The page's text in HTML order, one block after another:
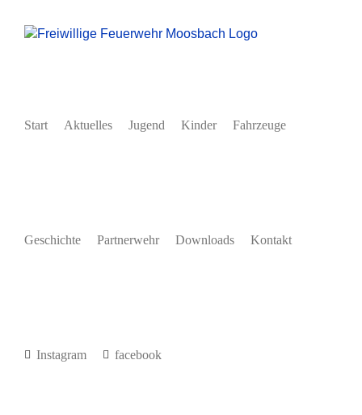
Inhalt
Start Aktuelles Jugend Kinder Fahrzeuge
Geschichte Partnerwehr Downloads Kontakt
Instagram facebook